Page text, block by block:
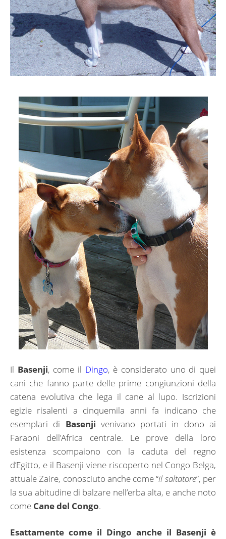
Il Basenji, come il Dingo, è considerato uno di quei
cani che fanno parte delle prime congiunzioni della
catena evolutiva che lega il cane al lupo. Iscrizioni
egizie risalenti a cinquemila anni fa indicano che
esemplari di Basenji venivano portati in dono ai
Faraoni dell’Africa centrale. Le prove della loro
esistenza scompaiono con la caduta del regno
d’Egitto, e il Basenji viene riscoperto nel Congo Belga,
attuale Zaire, conosciuto anche come “il saltatore”, per
la sua abitudine di balzare nell’erba alta, e anche noto
come Cane del Congo.
Esattamente come il Dingo anche il Basenji è